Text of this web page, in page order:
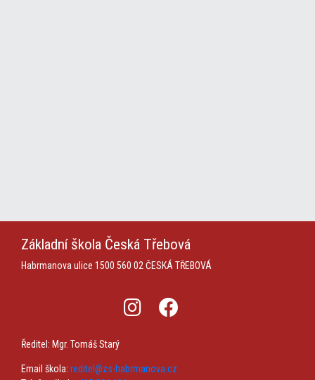
Základní škola Česká Třebová
Habrmanova ulice 1500 560 02 ČESKÁ TŘEBOVÁ
Ředitel: Mgr. Tomáš Starý
Email škola: reditel@zs-habrmanova.cz